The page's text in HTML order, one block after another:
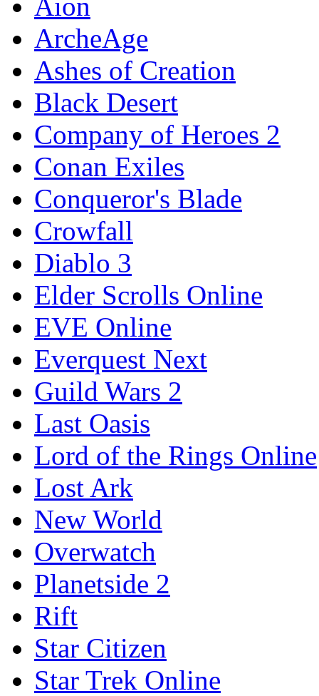
ArcheAge
Ashes of Creation
Black Desert
Company of Heroes 2
Conan Exiles
Conqueror's Blade
Crowfall
Diablo 3
Elder Scrolls Online
EVE Online
Everquest Next
Guild Wars 2
Last Oasis
Lord of the Rings Online
Lost Ark
New World
Overwatch
Planetside 2
Rift
Star Citizen
Star Trek Online